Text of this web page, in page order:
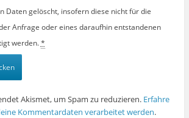
Daten gelöscht, insofern diese nicht für die
Anfrage oder eines daraufhin entstandenen
werden.*
Akismet, um Spam zu reduzieren. Erfahre
Kommentardaten verarbeitet werden.